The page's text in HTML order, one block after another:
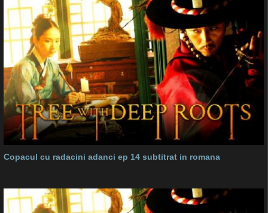
Copacul cu radacini adanci ep 14 subtitrat in romana